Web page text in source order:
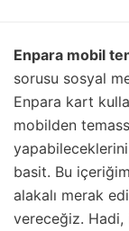
Enpara mobil
sorusu sosyal
Enpara kart
mobilden
yapabileceklerini
basit. Bu
alakalı merak
vereceğiz.